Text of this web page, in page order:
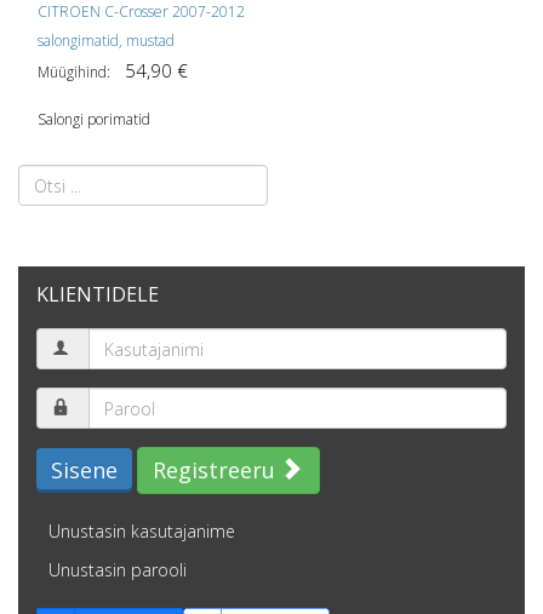
CITROEN C-Crosser 2007-2012
salongimatid, mustad
Müügihind:
54,90 €
Salongi porimatid
KLIENTIDELE
Sisene Registreeru
Unustasin kasutajanime
Unustasin parooli